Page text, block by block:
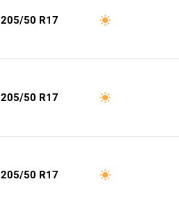
205/50 R17
205/50 R17
205/50 R17